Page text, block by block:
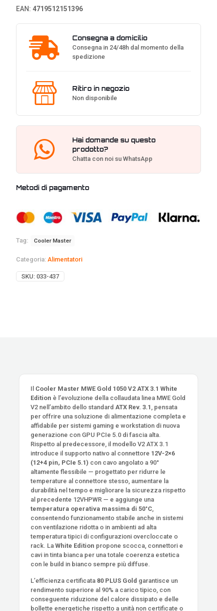
ATX
3.1,
80Plus
Bianco
EAN: 4719512151396
Consegna a domicilio
Consegna in 24/48h dal momento della
spedizione
Ritiro in negozio
Non disponibile
Hai domande su questo
prodotto?
Chatta con noi su WhatsApp
Metodi di pagamento
Tag: Cooler Master
Categoria: Alimentatori
SKU: 033-437
Il Cooler Master MWE Gold 1050 V2 ATX 3.1 White
Edition è l’evoluzione della collaudata linea MWE Gold
V2 nell’ambito dello standard ATX Rev. 3.1 , pensata
per offrire una soluzione di alimentazione completa e
affidabile per sistemi gaming e workstation di nuova
generazione con GPU PCIe 5.0 di fascia alta.
Rispetto al predecessore, il modello V2 ATX 3.1
introduce il supporto nativo al connettore 12V-2×6
(12+4 pin, PCIe 5.1) con cavo angolato a 90°
altamente flessibile — progettato per ridurre le
temperature al connettore stesso, aumentare la
durabilità nel tempo e migliorare la sicurezza rispetto
al precedente 12VHPWR — e aggiunge una
temperatura operativa massima di 50°C
consentendo funzionamento stabile anche in sistemi
con ventilazione ridotta o in ambienti ad alta
temperatura tipici di configurazioni overcloccate o
rack. LaWhite Edition propone scocca, connettori e
cavi in tinta bianca per una totale coerenza estetica
con le build in bianco sempre più diffuse.
L’efficienza certificata 80 PLUS Gold garantisce un
rendimento superiore al 90% a carico tipico, con
conseguente riduzione del calore dissipato e delle
bollette energetiche rispetto a unità non certificate o